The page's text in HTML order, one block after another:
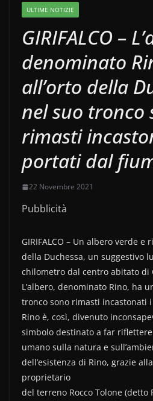
ULTIME NOTIZIE
GIRIFALCO –
denominato
all’orto della
nel suo tronco
rimasti
portati dal
22 Novembre 2021
Pubblicità
GIRIFALCO – Un albero verde e
della Duchessa, un suggestivo
chilometro dal centro abitato di
L’albero, denominato Rino, ha
tronco sono rimasti incastonati
Rino è, così, divenuto
simbolo destinato a far
umano sulla natura e
dell’esistenza di Rino, grazie
proprietario
del terreno Rocco Tolone (detto